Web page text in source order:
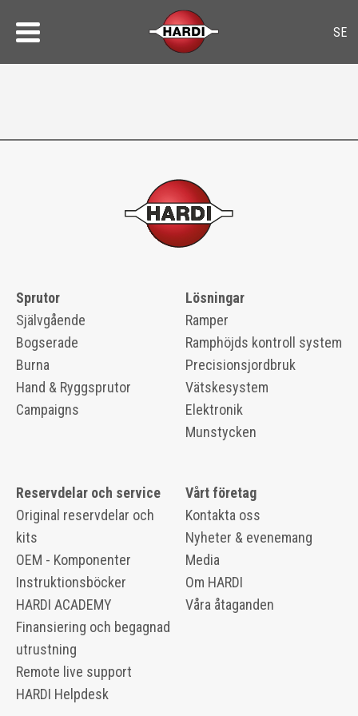
Sprutor
Självgående
Bogserade
Burna
Hand & Ryggsprutor
Campaigns
Lösningar
Ramper
Ramphöjds kontroll system
Precisionsjordbruk
Vätskesystem
Elektronik
Munstycken
Reservdelar och service
Original reservdelar och
kits
OEM - Komponenter
Instruktionsböcker
HARDI ACADEMY
Finansiering och begagnad
utrustning
Remote live support
HARDI Helpdesk
Vårt företag
Kontakta oss
Nyheter & evenemang
Media
Om HARDI
Våra åtaganden